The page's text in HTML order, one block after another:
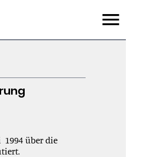
Menu
1994 über die